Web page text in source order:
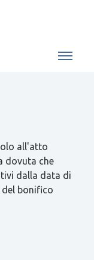
all'atto
dovuta che
dalla data di
del bonifico